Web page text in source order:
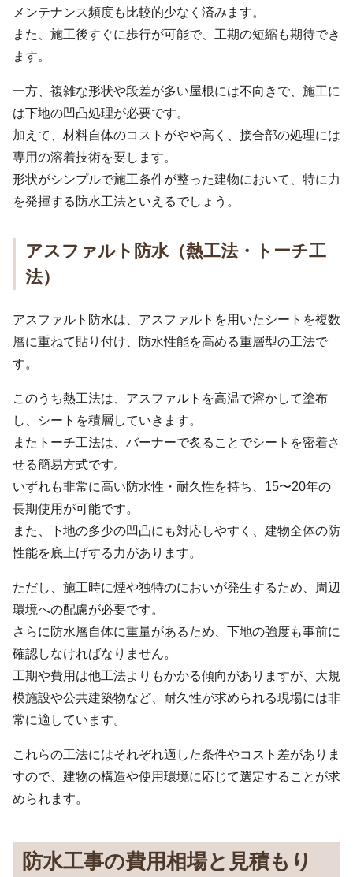
メンテナンス頻度も比較的少なく済みます。
また、施工後すぐに歩行が可能で、工期の短縮も期待でき
ます。
一方、複雑な形状や段差が多い屋根には不向きで、施工に
は下地の凹凸処理が必要です。
加えて、材料自体のコストがやや高く、接合部の処理には
専用の溶着技術を要します。
形状がシンプルで施工条件が整った建物において、特に力
を発揮する防水工法といえるでしょう。
アスファルト防水（熱工法・トーチ工
法）
アスファルト防水は、アスファルトを用いたシートを複数
層に重ねて貼り付け、防水性能を高める重層型の工法で
す。
このうち熱工法は、アスファルトを高温で溶かして塗布
し、シートを積層していきます。
またトーチ工法は、バーナーで炙ることでシートを密着さ
せる簡易方式です。
いずれも非常に高い防水性・耐久性を持ち、15〜20年の
長期使用が可能です。
また、下地の多少の凹凸にも対応しやすく、建物全体の防
性能を底上げする力があります。
ただし、施工時に煙や独特のにおいが発生するため、周辺
環境への配慮が必要です。
さらに防水層自体に重量があるため、下地の強度も事前に
確認しなければなりません。
工期や費用は他工法よりもかかる傾向がありますが、大規
模施設や公共建築物など、耐久性が求められる現場には非
常に適しています。
これらの工法にはそれぞれ適した条件やコスト差がありま
すので、建物の構造や使用環境に応じて選定することが求
められます。
防水工事の費用相場と見積もり